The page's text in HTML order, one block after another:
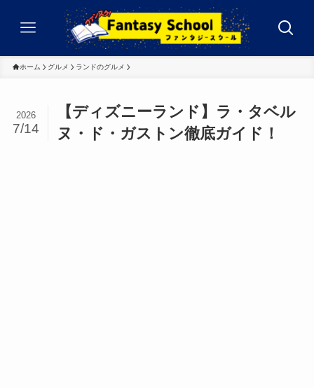
ホーム グルメ ランドのグルメ
【ディズニーランド】ラ・タベル
ヌ・ド・ガストン徹底ガイド！
2026
7/14